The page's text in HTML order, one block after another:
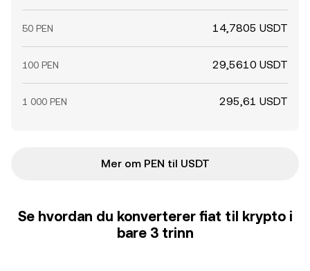
50 PEN 14,7805 USDT
100 PEN 29,5610 USDT
1 000 PEN 295,61 USDT
Mer om PEN til USDT
Se hvordan du konverterer fiat til krypto i
bare 3 trinn